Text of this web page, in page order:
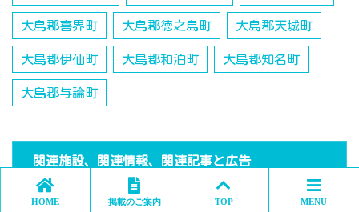
大島郡喜界町 大島郡徳之島町 大島郡天城町
大島郡伊仙町 大島郡和泊町 大島郡知名町
大島郡与論町
関連施設、関連情報、関連記事と広告
HOME 掲載のご案内 TOP MENU